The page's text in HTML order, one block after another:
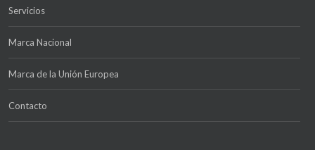
Servicios
Marca Nacional
Marca de la Unión Europea
Contacto